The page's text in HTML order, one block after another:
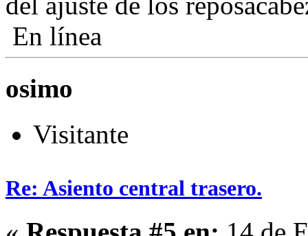
En línea
osimo
Visitante
Re: Asiento central trasero.